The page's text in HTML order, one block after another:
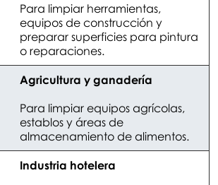
Para limpiar herramientas,
equipos de construcción y
preparar superficies para pintura
o reparaciones.
Agricultura y ganadería
Para limpiar equipos agrícolas,
establos y áreas de
almacenamiento de alimentos.
Industria hotelera